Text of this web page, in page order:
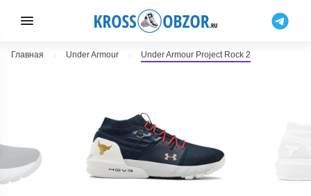
Главная Under Armour Under Armour Project Rock 2